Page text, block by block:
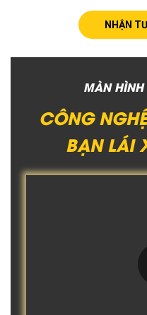
NHẬN
MÀN
CÔNG
BẠN LÁI